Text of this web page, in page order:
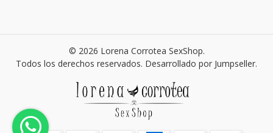
© 2026 Lorena Corrotea SexShop.
Todos los derechos reservados. Desarrollado por Jumpseller.